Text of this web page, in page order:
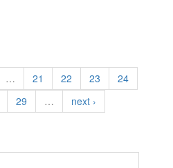
… 21 22 23
24
29 …
next ›